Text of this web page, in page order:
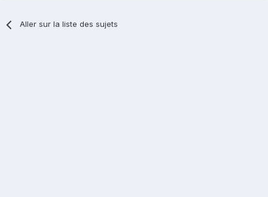
Aller sur la liste des sujets